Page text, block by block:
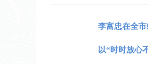
李富忠在全
以“时时放心